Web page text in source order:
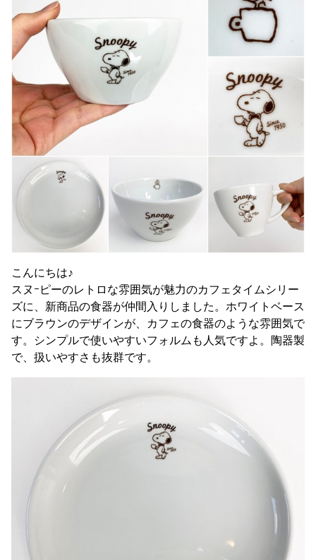
こんにちは♪
スヌｰピーのレトロな雰囲気が魅力のカフェタイムシリー
ズに、新商品の食器が仲間入りしました。ホワイトベース
にブラウンのデザインが、カフェの食器のような雰囲気で
す。シンプルで使いやすいフォルムも人気ですよ。陶器製
で、扱いやすさも抜群です。